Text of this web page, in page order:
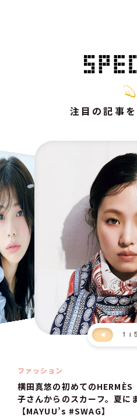
注目の記事
1 5
ファッション
横田真悠の初めての
子さんからのスカーフ。夏に
【MAYUU’s #SWAG】